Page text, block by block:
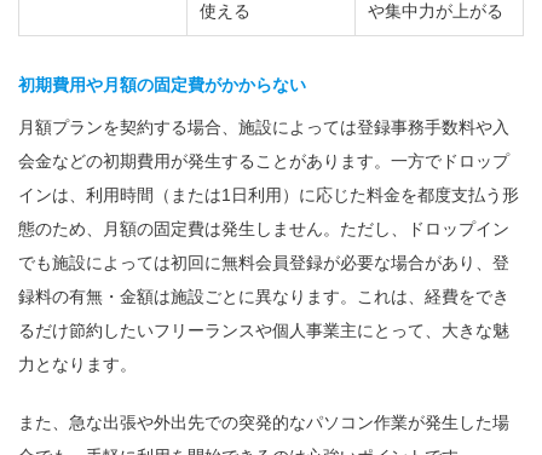
使える
や集中力が上がる
初期費用や月額の固定費がかからない
月額プランを契約する場合、施設によっては登録事務手数料や入
会金などの初期費用が発生することがあります。一方でドロップ
インは、利用時間（または1日利用）に応じた料金を都度支払う形
態のため、月額の固定費は発生しません。ただし、ドロップイン
でも施設によっては初回に無料会員登録が必要な場合があり、登
録料の有無・金額は施設ごとに異なります。これは、経費をでき
るだけ節約したいフリーランスや個人事業主にとって、大きな魅
力となります。
また、急な出張や外出先での突発的なパソコン作業が発生した場